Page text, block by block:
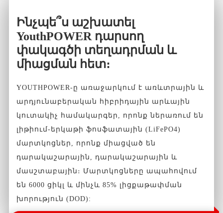
Ինչպե՞ս աշխատել
YouthPOWER դարսող
փակագծի տեղադրման և
միացման հետ։
YOUTHPOWER-ը առաջարկում է առևտրային և
արդյունաբերական հիբրիդային արևային
կուտակիչ համակարգեր, որոնք ներառում են
լիթիում-երկաթի ֆոսֆատային (LiFePO4)
մարտկոցներ, որոնք միացված են
դարակաշարային, դարակաշարային և
մասշտաբային։ Մարտկոցները ապահովում
են 6000 ցիկլ և մինչև 85% լիցքաթափման
խորություն (DOD):